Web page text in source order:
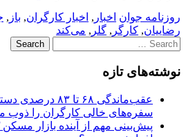
روزنامه جوان اخبار , اخبار کارگران, باز ,
رضاییان, کارگر , گلر , می‌کند
Search
for:
نوشته‌های تازه
عقب‌ماندگی ۶۸ تا
سفره‌های خالی کارگران را ذوب
پیش‌بینی مهم از آینده بازار مسکن